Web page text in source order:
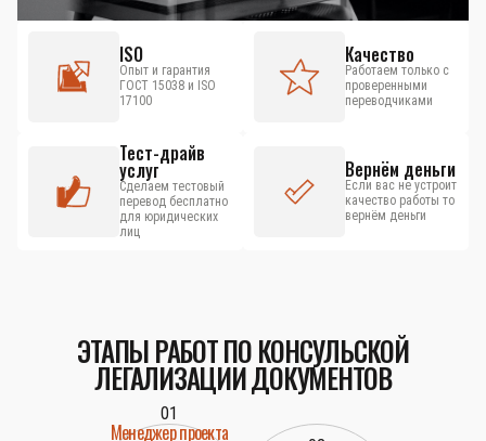
ISO
Опыт и гарантия
ГОСТ 15038 и ISO
17100
Качество
Работаем только с
проверенными
переводчиками
Тест-драйв
услуг
Сделаем тестовый
перевод бесплатно
для юридических
лиц
Вернём деньги
Если вас не устроит
качество работы то
вернём деньги
ЭТАПЫ РАБОТ ПО КОНСУЛЬСКОЙ
ЛЕГАЛИЗАЦИИ ДОКУМЕНТОВ
01
Менеджер проекта